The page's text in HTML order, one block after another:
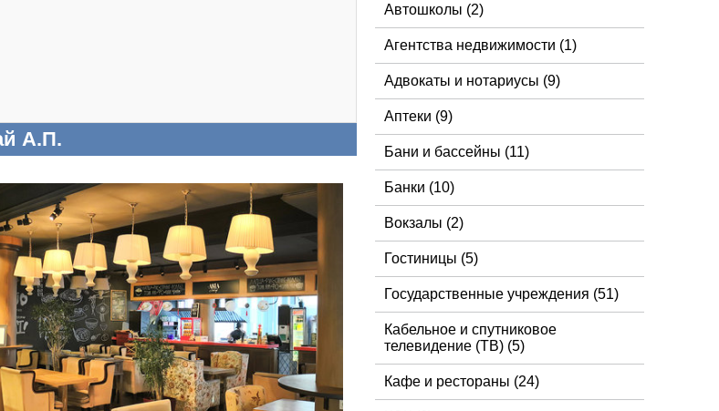
А.П.
Автошколы (2)
Агентства недвижимости (1)
Адвокаты и нотариусы (9)
Аптеки (9)
Бани и бассейны (11)
Банки (10)
Вокзалы (2)
Гостиницы (5)
Государственные учреждения (51)
Кабельное и спутниковое
телевидение (ТВ) (5)
Кафе и рестораны (24)